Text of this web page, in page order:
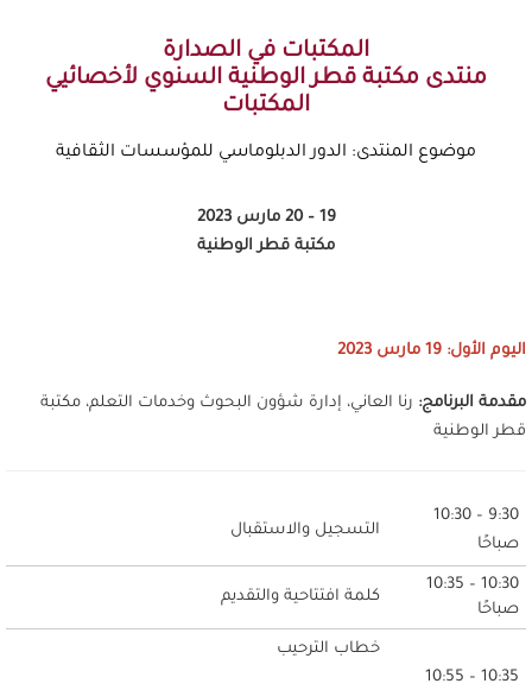
المكتبات في الصدارة
منتدى مكتبة قطر الوطنية السنوي لأخصائيي
المكتبات
موضوع المنتدى: الدور الدبلوماسي للمؤسسات الثقافية
19 – 20 مارس 2023
مكتبة قطر الوطنية
اليوم الأول: 19 مارس 2023
مقدمة البرنامج: رنا العاني، إدارة شؤون البحوث وخدمات التعلم، مكتبة
قطر الوطنية
9:30 – 10:30
صباحًا
التسجيل والاستقبال
10:30 – 10:35
صباحًا
كلمة افتتاحية والتقديم
10:35 – 10:55
خطاب الترحيب